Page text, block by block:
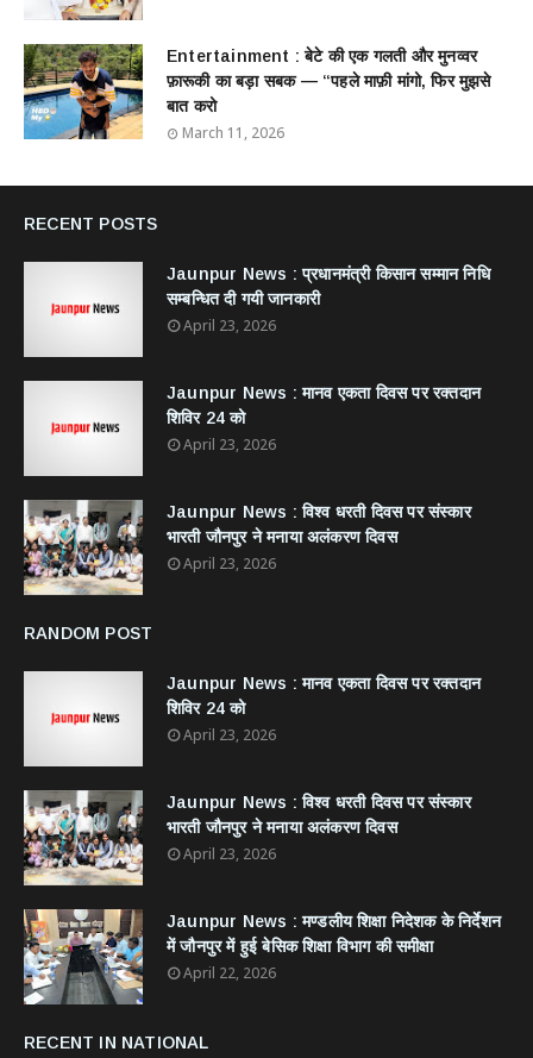
Entertainment : बेटे की एक गलती और मुनव्वर
फ़ारूकी का बड़ा सबक — “पहले माफ़ी मांगो, फिर मुझसे
बात करो
March 11, 2026
RECENT POSTS
Jaunpur News : ​प्रधानमंत्री किसान सम्मान निधि
सम्बन्धित दी गयी जानकारी
April 23, 2026
Jaunpur News : ​मानव एकता दिवस पर रक्तदान
शिविर 24 को
April 23, 2026
Jaunpur News : विश्व धरती दिवस पर संस्कार
भारती जौनपुर ने मनाया अलंकरण दिवस
April 23, 2026
RANDOM POST
Jaunpur News : ​मानव एकता दिवस पर रक्तदान
शिविर 24 को
April 23, 2026
Jaunpur News : विश्व धरती दिवस पर संस्कार
भारती जौनपुर ने मनाया अलंकरण दिवस
April 23, 2026
Jaunpur News : ​मण्डलीय शिक्षा निदेशक के निर्देशन
में जौनपुर में हुई बेसिक शिक्षा विभाग की समीक्षा
April 22, 2026
RECENT IN NATIONAL